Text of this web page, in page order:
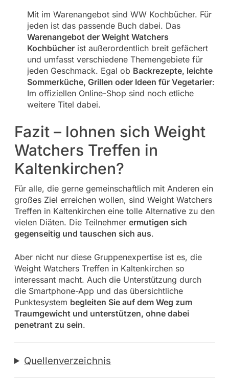
Mit im Warenangebot sind WW Kochbücher. Für
jeden ist das passende Buch dabei. Das
Warenangebot der Weight Watchers
Kochbücherist außerordentlich breit gefächert
und umfasst verschiedene Themengebiete für
jeden Geschmack. Egal ob Backrezepte, leichte
Sommerküche, Grillen oder Ideen für Vegetarier:
Im offiziellen Online-Shop sind noch etliche
weitere Titel dabei.
Fazit – lohnen sich Weight
Watchers Treffen in
Kaltenkirchen?
Für alle, die gerne gemeinschaftlich mit Anderen ein
großes Ziel erreichen wollen, sind Weight Watchers
Treffen in Kaltenkirchen eine tolle Alternative zu den
vielen Diäten. Die Teilnehmer ermutigen sich
gegenseitig und tauschen sich aus.
Aber nicht nur diese Gruppenexpertise ist es, die
Weight Watchers Treffen in Kaltenkirchen so
interessant macht. Auch die Unterstützung durch
die Smartphone-App und das übersichtliche
Punktesystem begleiten Sie auf dem Weg zum
Traumgewicht und unterstützen, ohne dabei
penetrant zu sein.
Quellenverzeichnis